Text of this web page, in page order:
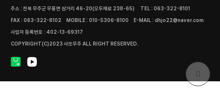
주소 : 전북 무주군 무풍면 삼거리 46-20(오두재로 238-65)
TEL : 063-322-8101
FAX : 063-322-8102
MOBILE : 010-5306-8100
E-MAIL : dhjo22@naver.com
사업자 등록번호 : 402-13-69317
COPYRIGHT(C)2023 샤또무주 ALL RIGHT RESERVED.